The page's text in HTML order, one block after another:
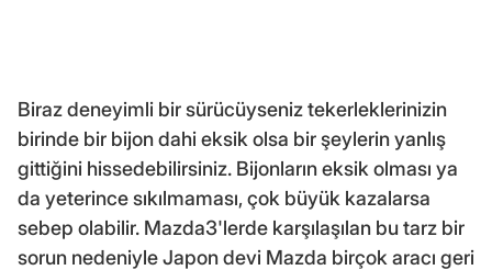
Biraz deneyimli bir sürücüyseniz tekerleklerinizin
birinde bir bijon dahi eksik olsa bir şeylerin yanlış
gittiğini hissedebilirsiniz. Bijonların eksik olması ya
da yeterince sıkılmaması, çok büyük kazalarsa
sebep olabilir. Mazda3'lerde karşılaşılan bu tarz bir
sorun nedeniyle Japon devi Mazda birçok aracı geri